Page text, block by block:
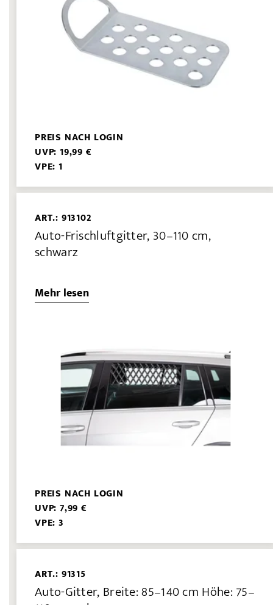
PREIS NACH LOGIN
UVP: 19,99 €
VPE: 1
ART.: 913102
Auto-Frischluftgitter, 30–110 cm,
schwarz
Mehr lesen
PREIS NACH LOGIN
UVP: 7,99 €
VPE: 3
ART.: 91315
Auto-Gitter, Breite: 85–140 cm Höhe: 75–